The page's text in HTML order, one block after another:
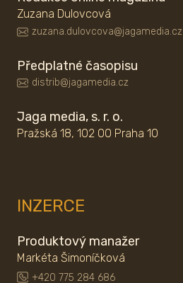
Zuzana Dulovcová
zuzana.dulovcova@jagamedia.cz
Předplatné časopisu
distrib@jagamedia.cz
Jaga media, s. r. o.
Pražská 18, 102 00 Praha 10
INZERCE
Produktový manažer
Markéta Šimoníčková
+420 775 284 686